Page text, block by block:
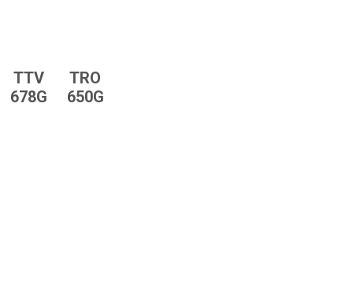
TTV
678G
TRO
650G